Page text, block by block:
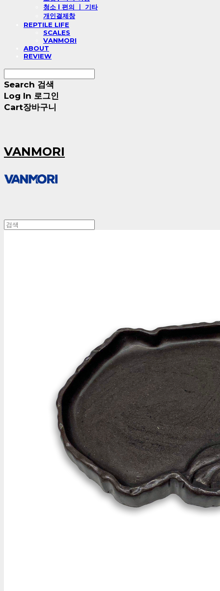
청소 l 편의 ㅣ 기타
개인결제창
REPTILE LIFE
SCALES
VANMORI
ABOUT
REVIEW
Search 검색
Log In 로그인
Cart장바구니
VANMORI